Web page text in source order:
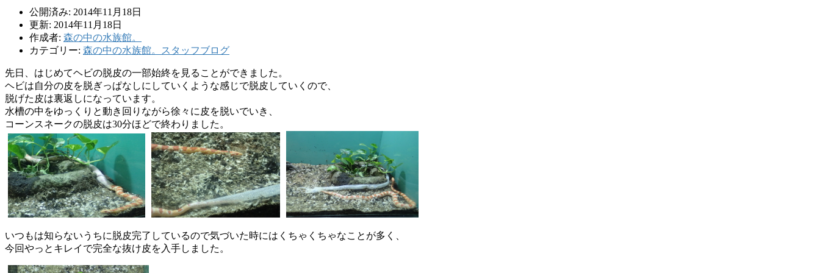
公開済み: 2014年11月18日
更新: 2014年11月18日
作成者: 森の中の水族館。
カテゴリー: 森の中の水族館。スタッフブログ
先日、はじめてヘビの脱皮の一部始終を見ることができました。
ヘビは自分の皮を脱ぎっぱなしにしていくような感じで脱皮していくので、
脱げた皮は裏返しになっています。
水槽の中をゆっくりと動き回りながら徐々に皮を脱いでいき、
コーンスネークの脱皮は30分ほどで終わりました。
いつもは知らないうちに脱皮完了しているので気づいた時にはくちゃくちゃなことが多く、
今回やっとキレイで完全な抜け皮を入手しました。